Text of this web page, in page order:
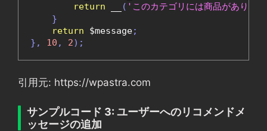
return
( 'このカテゴリには商品がありま
}
return $message;
},
10 , 2);
引用元: https://wpastra.com
サンプルコード 3: ユーザーへのリコメンドメ
ッセージの追加